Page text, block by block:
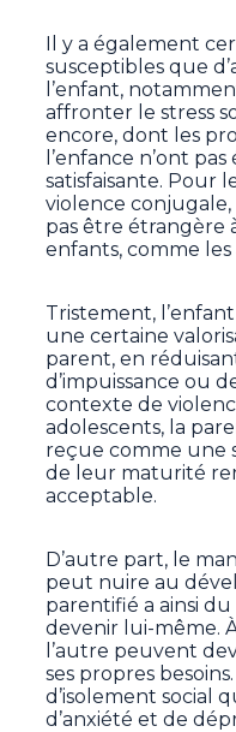
Il y a également
susceptibles que
l’enfant,
affronter le stress
encore, dont les
l’enfance n’ont
satisfaisante. Pour
violence
pas être étrangère
enfants, comme les
Tristement,
une certaine
parent, en
d’impuissance ou
contexte de
adolescents, la
reçue comme une
de leur maturité
acceptable.
D’autre part, le
peut nuire au
parentifié a ainsi du
devenir lui-même.
l’autre peuvent
ses propres
d’isolement social
d’anxiété et de